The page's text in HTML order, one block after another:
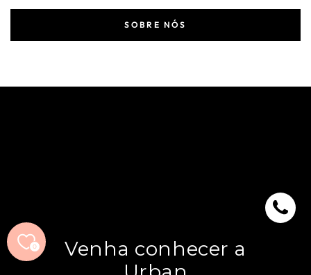
SOBRE NÓS
Venha conhecer a
0